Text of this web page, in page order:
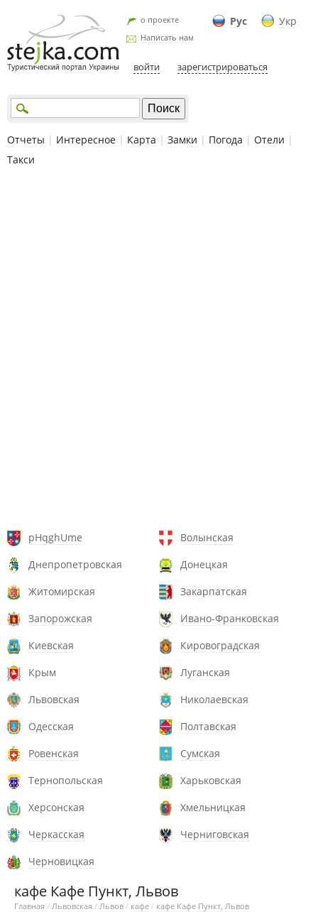
Рус Укр
о проекте
Написать нам
войти зарегистрироваться
Отчеты | Интересное | Карта | Замки | Погода | Отели |
Такси
pHqghUme
Волынская
Днепропетровская
Донецкая
Житомирская
Закарпатская
Запорожская
Ивано-Франковская
Киевская
Кировоградская
Крым
Луганская
Львовская
Николаевская
Одесская
Полтавская
Ровенская
Сумская
Тернопольская
Харьковская
Херсонская
Хмельницкая
Черкасская
Черниговская
Черновицкая
кафе Кафе Пункт, Львов
Главная / Львовская / Львов / кафе / кафе Кафе Пункт, Львов